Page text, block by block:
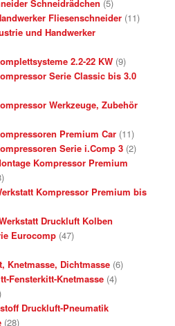
Schneidrädchen (5)
Fliesenschneider (11)
und Handwerker
2.2-22 KW (9)
Serie Classic bis 3.0
Werkzeuge, Zubehör
Premium Car (11)
Serie i.Comp 3 (2)
Kompressor Premium
Kompressor Premium bis
Druckluft Kolben
Eurocomp (47)
Knetmasse, Dichtmasse (6)
Fensterkitt-Knetmasse (4)
Druckluft-Pneumatik
(28)